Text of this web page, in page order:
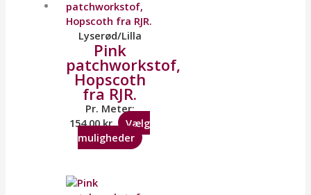
Lyserød/Lilla
Pink
patchworkstof,
Hopscoth
fra RJR.
Pr. Meter:
154,00kr.
Vælg
muligheder